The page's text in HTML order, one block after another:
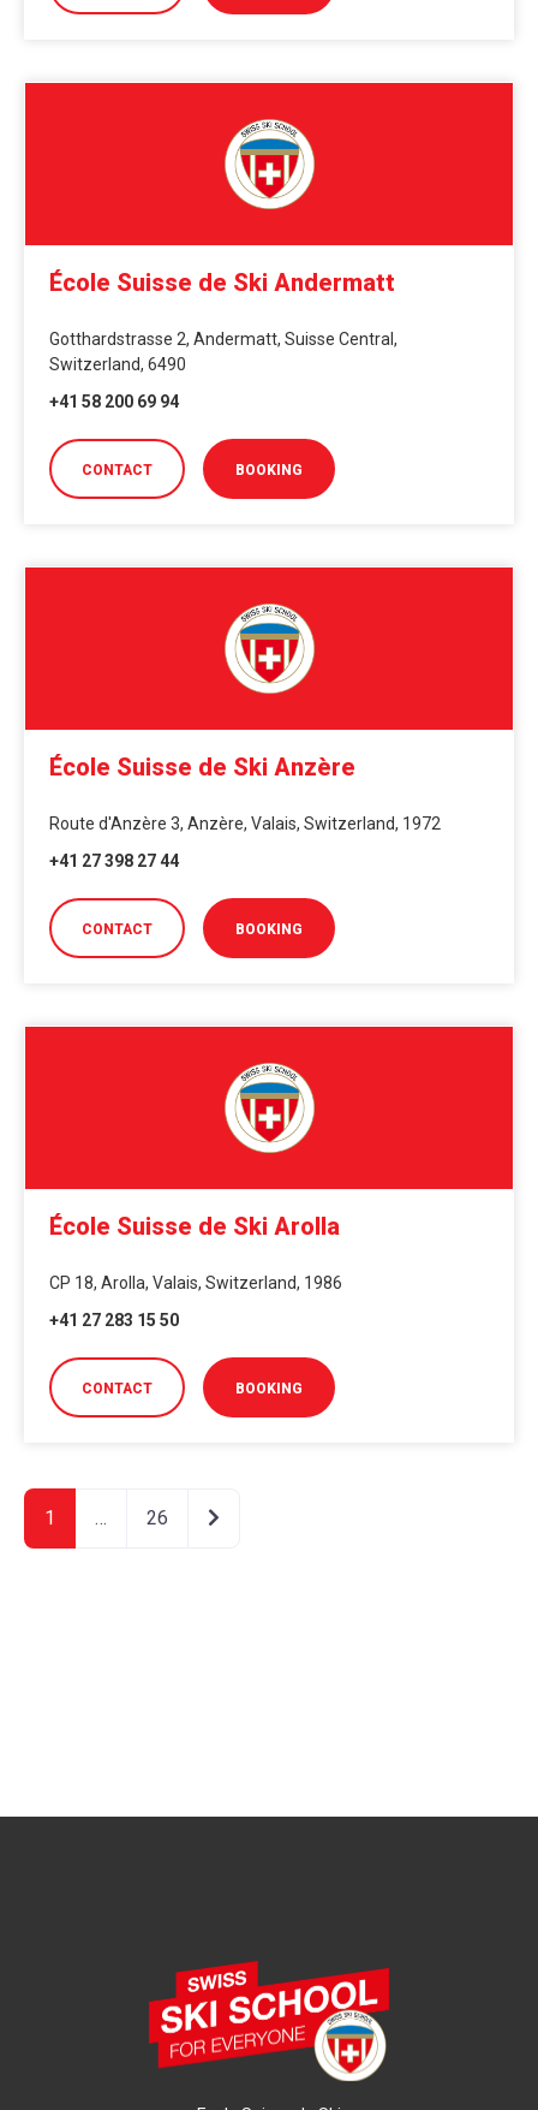
École Suisse de Ski Andermatt
Gotthardstrasse 2, Andermatt, Suisse Central,
Switzerland, 6490
+41 58 200 69 94
CONTACT BOOKING
École Suisse de Ski Anzère
Route d'Anzère 3, Anzère, Valais, Switzerland, 1972
+41 27 398 27 44
CONTACT BOOKING
École Suisse de Ski Arolla
CP 18, Arolla, Valais, Switzerland, 1986
+41 27 283 15 50
CONTACT BOOKING
1 … 26 Older posts